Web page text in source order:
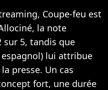
Coupe-feu est
la note
sur 5, tandis que
lui attribue
presse. Un cas
fort, une durée